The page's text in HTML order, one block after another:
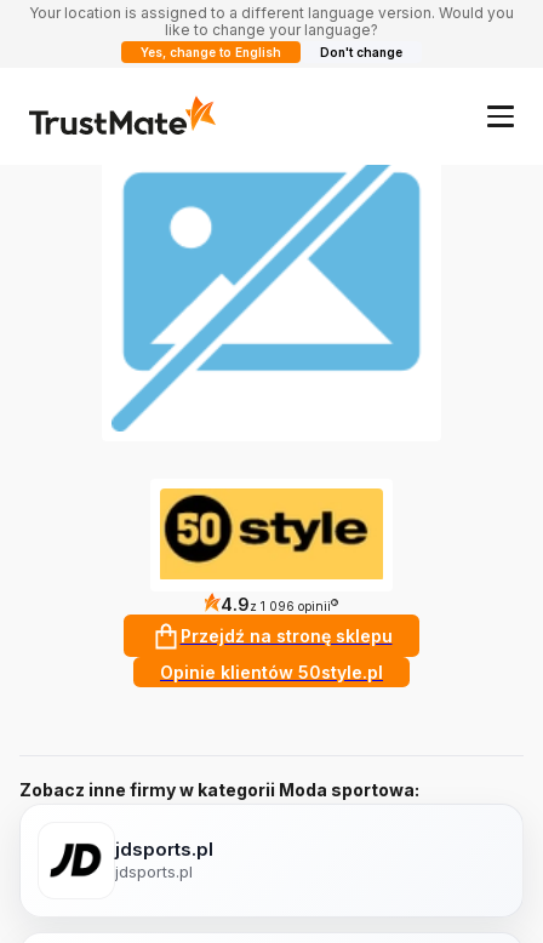
Your location is assigned to a different language version. Would you
like to change your language?
Yes, change to English Don't change
4.9z 1 096 opinii ?
Przejdź na stronę sklepu
Opinie klientów 50style.pl
Zobacz inne firmy w kategorii Moda sportowa:
jdsports.pl
jdsports.pl